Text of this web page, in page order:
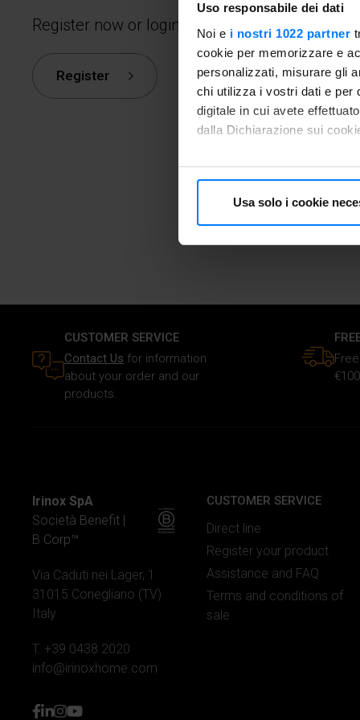
Uso responsabile dei dati
Noi e i nostri 1022 partner
cookie per memorizzare e
personalizzati, misurare gli
chi utilizza i vostri dati e per
digitale in cui avete
dalla Dichiarazione sui
Con il tuo consenso,
Identificare il tuo
traffico. Inoltre forniamo
raccolto in base al tuo
Usa solo i cookie
Register now or login.
Register
CUSTOMER SERVICE
Contact Us for information
about your order and our
products.
Irinox SpA
Società Benefit |
B Corp™
Via Caduti nei Lager, 1
31015 Conegliano (TV)
Italy
T. +39 0438 2020
info@irinoxhome.com
facebook
linkedin
instagram
youtube
CUSTOMER SERVICE
Direct line
Register your product
Assistance and FAQ
Terms and conditions of
sale